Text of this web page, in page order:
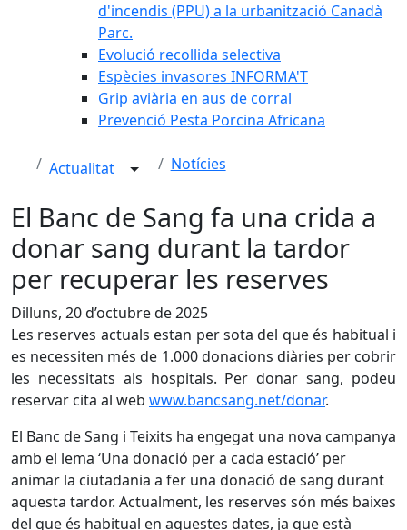
d'incendis (PPU) a la urbanització Canadà
Parc.
Evolució recollida selectiva
Espècies invasores INFORMA'T
Grip aviària en aus de corral
Prevenció Pesta Porcina Africana
Actualitat Notícies
El Banc de Sang fa una crida a
donar sang durant la tardor
per recuperar les reserves
Dilluns, 20 d’octubre de 2025
Les reserves actuals estan per sota del que és habitual i
es necessiten més de 1.000 donacions diàries per cobrir
les necessitats als hospitals. Per donar sang, podeu
reservar cita al web www.bancsang.net/donar.
El Banc de Sang i Teixits ha engegat una nova campanya
amb el lema ‘Una donació per a cada estació’ per
animar la ciutadania a fer una donació de sang durant
aquesta tardor. Actualment, les reserves són més baixes
del que és habitual en aquestes dates, ja que està